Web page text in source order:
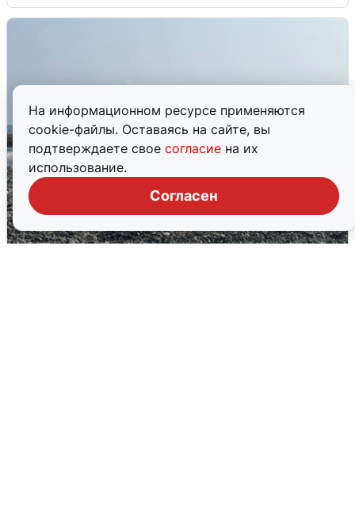
На информационном ресурсе применяются
cookie-файлы. Оставаясь на сайте, вы
подтверждаете свое согласие на их
использование.
Согласен